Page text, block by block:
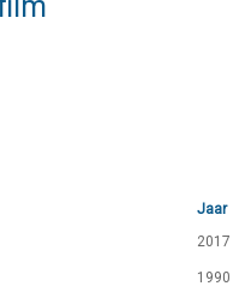
Jaar
2017
1990